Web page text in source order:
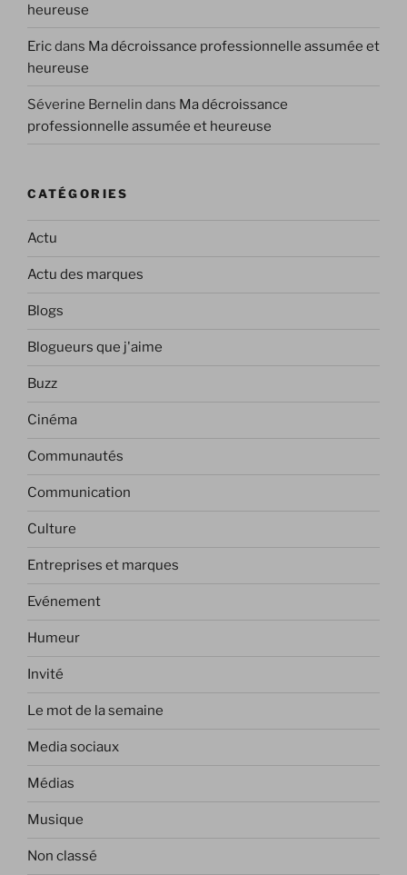
heureuse
Ericdans Ma décroissance professionnelle assumée et
heureuse
Séverine Bernelin dans Ma décroissance
professionnelle assumée et heureuse
CATÉGORIES
Actu
Actu des marques
Blogs
Blogueurs que j'aime
Buzz
Cinéma
Communautés
Communication
Culture
Entreprises et marques
Evénement
Humeur
Invité
Le mot de la semaine
Media sociaux
Médias
Musique
Non classé